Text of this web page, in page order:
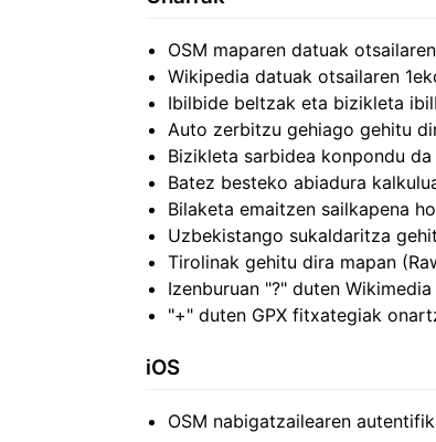
OSM maparen datuak
Wikipedia datuak otsailaren
Ibilbide beltzak eta bizikleta
Auto zerbitzu gehiago gehitu
Bizikleta sarbidea konpondu
Batez besteko abiadura
Bilaketa emaitzen sailkapena
Uzbekistango sukaldaritza
Tirolinak gehitu dira mapan
Izenburuan "?" duten
"+" duten GPX fitxategiak
iOS
OSM nabigatzailearen